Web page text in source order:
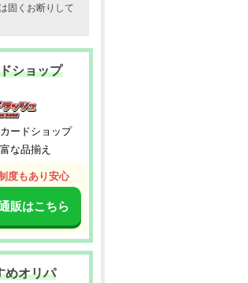
固くお断りして
ショップ
ードショップ
な品揃え
度もあり安心
販はこちら
めオリパ